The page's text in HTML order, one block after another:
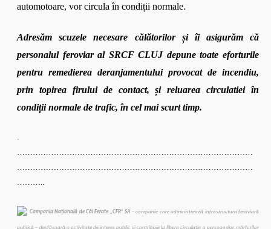
automotoare, vor circula în condiții normale.
Adresăm scuzele necesare călătorilor și îi asigurăm că
personalul feroviar al SRCF CLUJ depune toate eforturile
pentru remedierea deranjamentului provocat de incendiu,
prin topirea firului de contact, și reluarea circulatiei în
condiții normale de trafic, în cel mai scurt timp.
.
………………………………………………………………………………
………………………………………………………………………………
………..
Compania Naţională de Căi Ferate „CFR” SA – companie care administrează infrastructura feroviară
publică – desfăşoară o activitate de interes public şi contribuie la libera circulaţie a persoanelor, mărfurilor